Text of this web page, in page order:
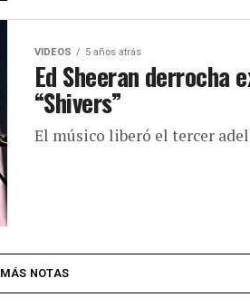
VIDEOS 5 años atrás
Ed Sheeran derrocha
“Shivers”
El músico liberó el tercer
MÁS NOTAS